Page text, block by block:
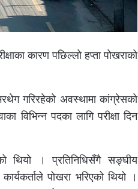
कारण पछिल्लो हप्ता पोखराको
गरिरहेको अवस्थामा कांग्रेसको
विभिन्न पदका लागि परीक्षा दिन
थियो । प्रतिनिधिसँगै सङ्घीय
पोखरा भरिएको थियो ।